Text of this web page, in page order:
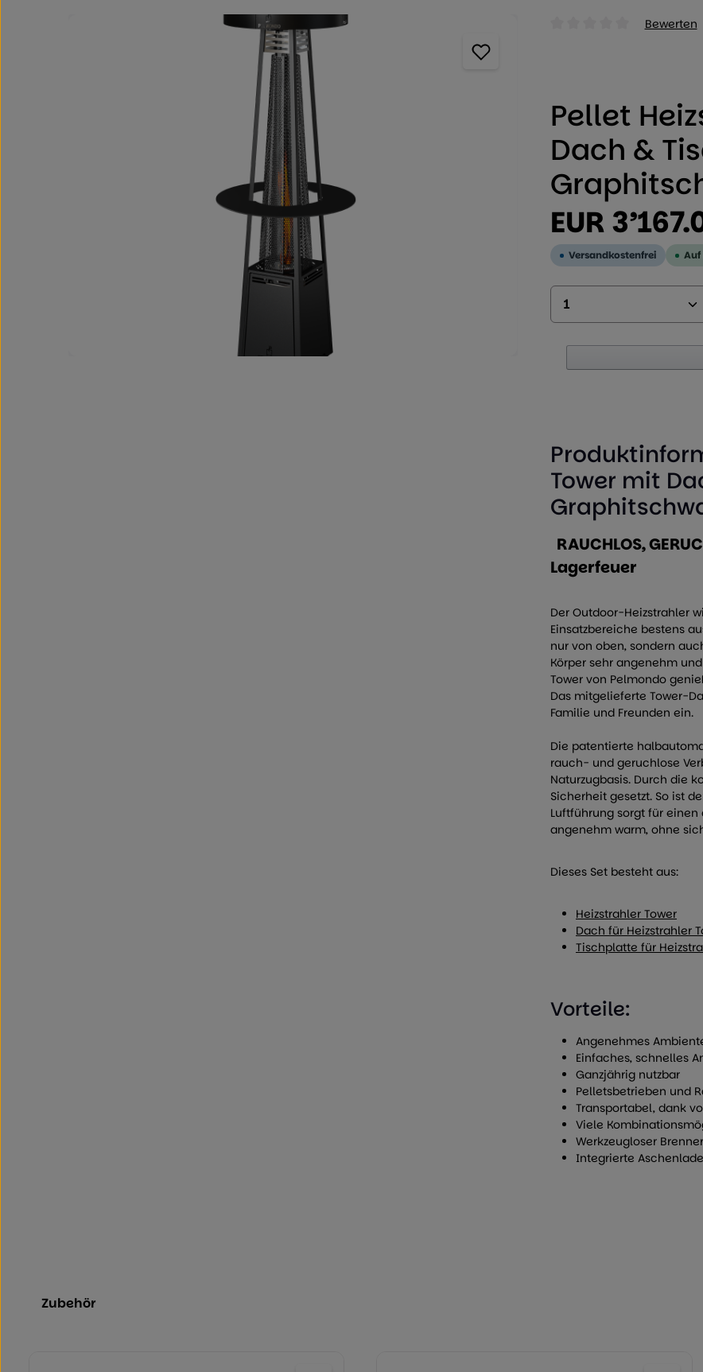
Bewerten
Pellet
Dach &
Regulärer Preis:
EUR
Versandkostenfrei Auf
Produkt
Tower mit
RAUCHLOS,
Lagerfeuer
Der Outdoor-Heizstrahler
Einsatzbereiche bestens
nur von oben, sondern
Körper sehr angenehm
Tower von Pelmondo
Das mitgelieferte Tower-
Familie und Freunden ein.
Die patentierte
rauch- und geruchlose
Naturzugbasis. Durch die
Sicherheit gesetzt. So ist
Luftführung sorgt für
angenehm warm, ohne
Dieses Set besteht aus:
Heizstrahler Tower
Dach für Heizstrahler
Tischplatte für
Vorteile:
Angenehmes
Einfaches, schnelles
Ganzjährig nutzbar
Pelletsbetrieben und
Transportabel, dank
Viele
Werkzeugloser
Integrierte
Zubehör